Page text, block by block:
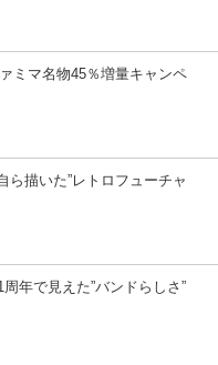
ミマ名物45％増量キャンペ
描いた”レトロフューチャ
年で見えた”バンドらしさ”